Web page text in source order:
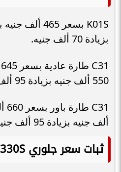
بزيادة 70 ألف جنيه.
550 ألف جنيه بزيادة 95 ألف جنيه.
ألف جنيه بزيادة 95 ألف جنيه.
ثبات سعر جلوري 330S موديل 2022